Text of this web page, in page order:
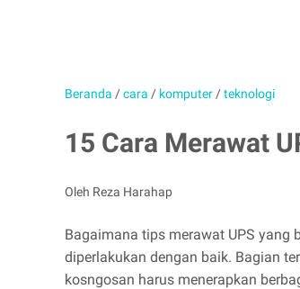
Beranda /cara / komputer /teknologi
15 Cara Merawat
Oleh Reza Harahap
Bagaimana tips merawat UPS yang
diperlakukan dengan baik. Bagian
kosngosan harus menerapkan